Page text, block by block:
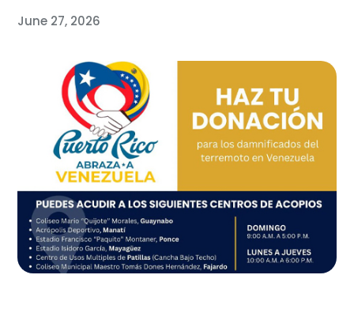
June 27, 2026